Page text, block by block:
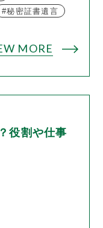
秘密証書遺言
MORE
役割や仕事